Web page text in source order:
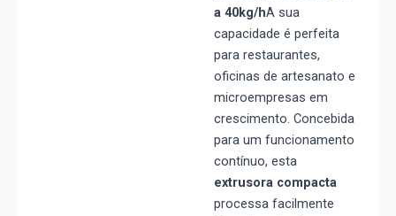
a 40kg/hA sua
capacidade é perfeita
para restaurantes,
oficinas de artesanato e
microempresas em
crescimento. Concebida
para um funcionamento
contínuo, esta
extrusora compacta
processa facilmente